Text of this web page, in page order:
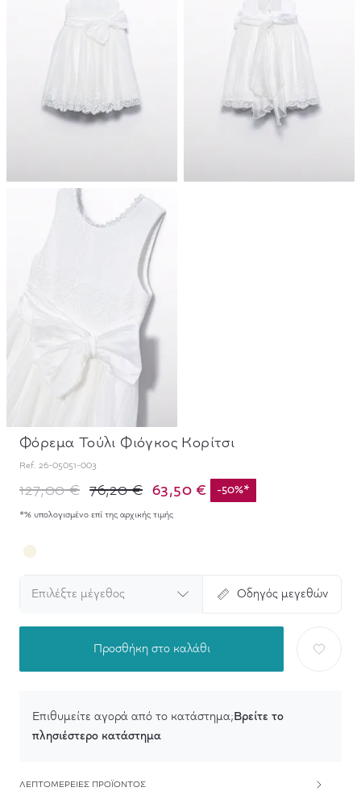
Φόρεμα Τούλι Φιόγκος Κορίτσι
Ref. 26-05051-003
127,00 € 76,20 € 63,50 € -50%*
*% υπολογισμένο επί της αρχικής τιμής
Επιλέξτε μέγεθος Οδηγός μεγεθών
Προσθήκη στο καλάθι
Επιθυμείτε αγορά από το κατάστημα;Βρείτε το
πλησιέστερο κατάστημα
ΛΕΠΤΟΜΈΡΕΙΕΣ ΠΡΟΪΌΝΤΟΣ